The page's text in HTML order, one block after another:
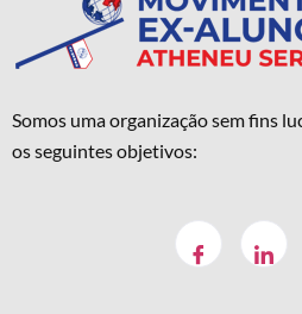
Somos uma organização sem fins
os seguintes objetivos: